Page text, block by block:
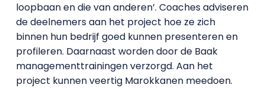
loopbaan en die van anderen’. Coaches adviseren
de deelnemers aan het project hoe ze zich
binnen hun bedrijf goed kunnen presenteren en
profileren. Daarnaast worden door de Baak
managementtrainingen verzorgd. Aan het
project kunnen veertig Marokkanen meedoen.